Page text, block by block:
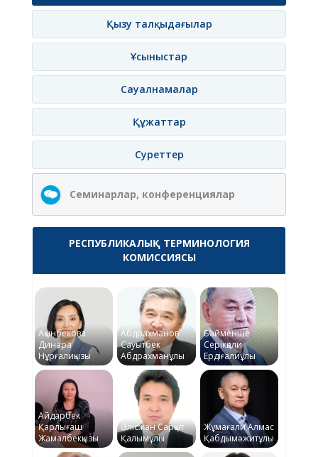
Қызу талқыдағылар
Ұсыныстар
Сауалнамалар
Құжаттар
Суреттер
Семинарлар, конференциялар
РЕСПУБЛИКАЛЫҚ ТЕРМИНОЛОГИЯ
КОМИССИЯСЫ
Ақынбекова
Динара
Нұрғалиқызы
Абдрахманов
Сауытбек
Абдрахманұлы
Байменше
Серікқали
Ердіғалиұлы
Айдарбек
Қарлығаш
Жамалбекқызы
Әлісжан Сарқыт
Қалымұлы
Жұмағали Алмас
Қабдымәжитұлы